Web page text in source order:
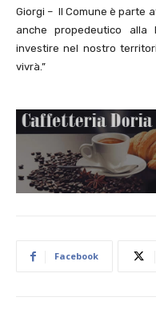
Giorgi – Il Comune è parte
anche propedeutico alla
investire nel nostro
vivrà.”
Facebook